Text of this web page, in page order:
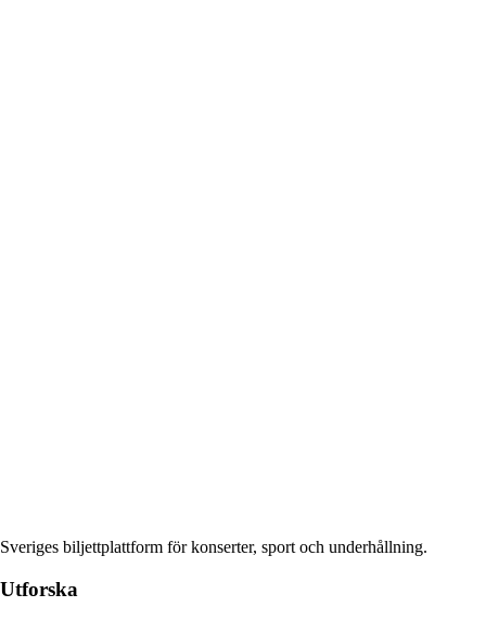
Sveriges biljettplattform för konserter, sport och underhållning.
Utforska